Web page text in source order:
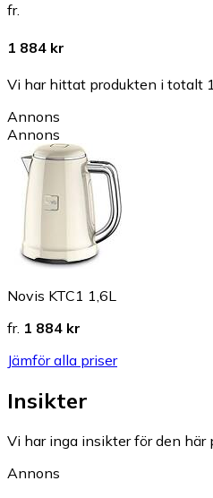
fr.
1 884 kr
Vi har hittat produkten i totalt
Annons
Annons
Novis KTC1 1,6L
fr. 1 884 kr
Jämför alla priser
Insikter
Vi har inga insikter för den här
Annons